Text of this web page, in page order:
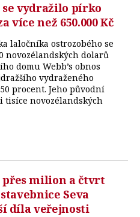
se vydražilo pírko
více než 650.000 Kč
laločníka ostrozobého se
novozélandských dolarů
domu Webb’s obnos
vydraženého
procent. Jeho původní
tisíce novozélandských
přes milion a čtvrt
Seva
díla veřejnosti